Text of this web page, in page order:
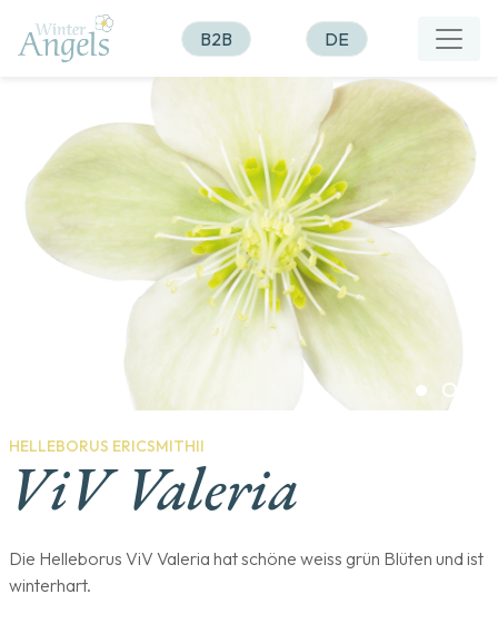
B2B DE
HELLEBORUS ERICSMITHII
ViV Valeria
Die Helleborus ViV Valeria hat schöne weiss grün Blüten und ist
winterhart.